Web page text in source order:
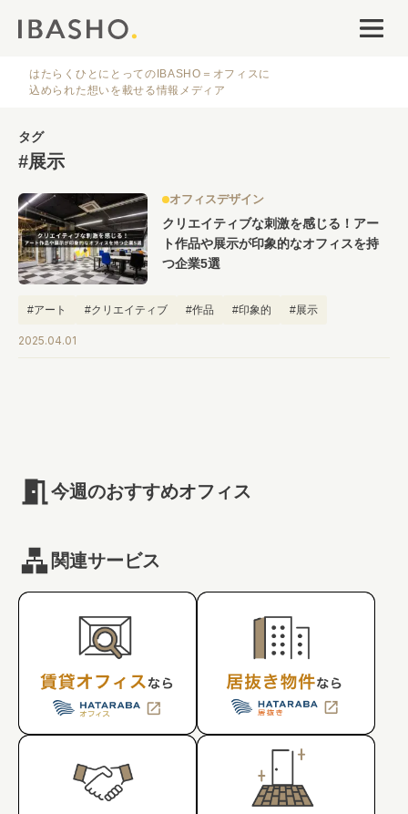
ファシリティナレッジ
IBASHOについて
人気のタグ
#フリーアドレス #ブランディング
はたらくひとにとってのIBASHO＝オフィスに
込められた想いを載せる情報メディア
タグ
#展示
オフィスデザイン
クリエイティブな刺激を感じる！アー
ト作品や展示が印象的なオフィスを持
つ企業5選
#アート #クリエイティブ #作品 #印象的 #展示
2025.04.01
今週のおすすめオフィス
関連サービス